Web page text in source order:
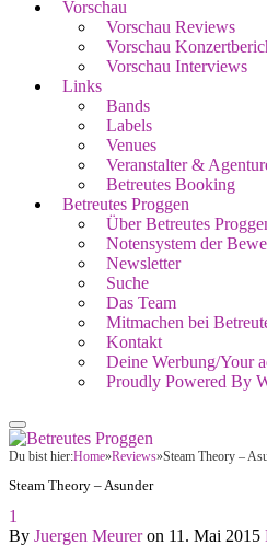
Vorschau
Vorschau Reviews
Vorschau
Vorschau Interviews
Links
Bands
Labels
Venues
Veranstalter &
Betreutes Booking
Betreutes Proggen
Über Betreutes
Notensystem der
Newsletter
Suche
Das Team
Mitmachen bei
Kontakt
Deine Werbung/Your
Proudly Powered By
Du bist hier:Home»Reviews»Steam Theory –
Steam Theory – Asunder
1
By Juergen Meurer on 11. Mai 2015